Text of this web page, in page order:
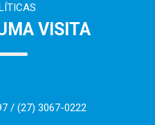
VISITA
/ (27) 3067-0222